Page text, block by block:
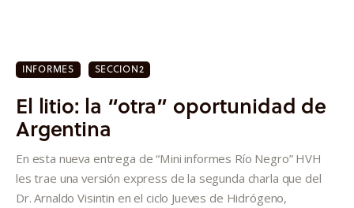
Investigación
Proyectos
Informes
Quiénes somos
INFORMES SECCION2
El litio: la “otra” oportunidad de
Argentina
En esta nueva entrega de “Mini informes Río Negro” HVH
les trae una versión express de la segunda charla que del
Dr. Arnaldo Visintin en el ciclo Jueves de Hidrógeno,